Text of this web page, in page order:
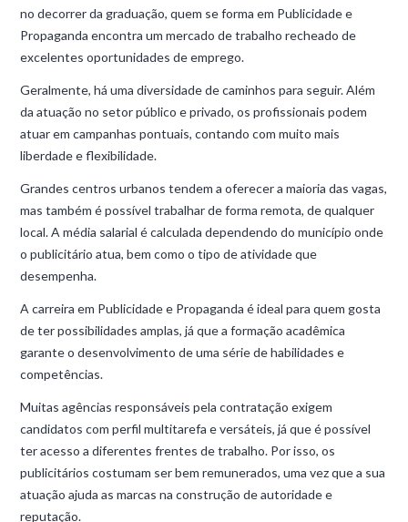
no decorrer da graduação, quem se forma em Publicidade e
Propaganda encontra um mercado de trabalho recheado de
excelentes oportunidades de emprego.
Geralmente, há uma diversidade de caminhos para seguir. Além
da atuação no setor público e privado, os profissionais podem
atuar em campanhas pontuais, contando com muito mais
liberdade e flexibilidade.
Grandes centros urbanos tendem a oferecer a maioria das vagas,
mas também é possível trabalhar de forma remota, de qualquer
local. A média salarial é calculada dependendo do município onde
o publicitário atua, bem como o tipo de atividade que
desempenha.
A carreira em Publicidade e Propaganda é ideal para quem gosta
de ter possibilidades amplas, já que a formação acadêmica
garante o desenvolvimento de uma série de habilidades e
competências.
Muitas agências responsáveis pela contratação exigem
candidatos com perfil multitarefa e versáteis, já que é possível
ter acesso a diferentes frentes de trabalho. Por isso, os
publicitários costumam ser bem remunerados, uma vez que a sua
atuação ajuda as marcas na construção de autoridade e
reputação.